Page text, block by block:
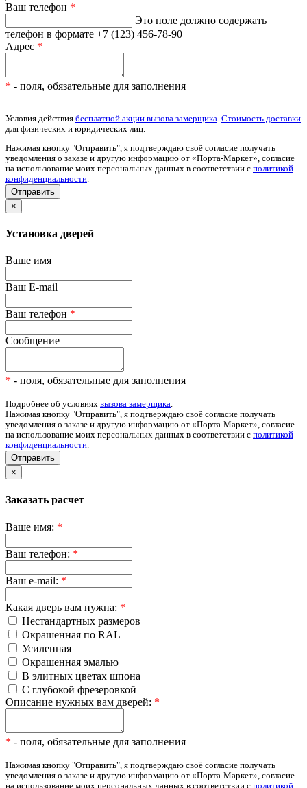
Ваш телефон *
Это поле должно содержать
телефон в формате +7 (123) 456-78-90
Адрес *
* - поля, обязательные для заполнения
Условия действия бесплатной акции вызова замерщика Стоимость доставки
для физических и юридических лиц.
Нажимая кнопку "Отправить", я подтверждаю своё согласие получать
уведомления о заказе и другую информацию от «Порта-Маркет», согласие
на использование моих персональных данных в соответствии с политикой
конфиденциальности
×
Установка дверей
Ваше имя
Ваш E-mail
Ваш телефон *
Сообщение
* - поля, обязательные для заполнения
Подробнее об условиях вызова замерщика.
Нажимая кнопку "Отправить", я подтверждаю своё согласие получать
уведомления о заказе и другую информацию от «Порта-Маркет», согласие
на использование моих персональных данных в соответствии с политикой
конфиденциальности.
Отправить
×
Заказать расчет
Ваше имя: *
Ваш телефон: *
Ваш e-mail: *
Какая дверь вам нужна: *
Нестандартных размеров
Окрашенная по RAL
Усиленная
Окрашенная эмалью
В элитных цветах шпона
С глубокой фрезеровкой
Описание нужных вам дверей: *
* - поля, обязательные для заполнения
Нажимая кнопку "Отправить", я подтверждаю своё согласие получать
уведомления о заказе и другую информацию от «Порта-Маркет», согласие
на использование моих персональных данных в соответствии с политикой